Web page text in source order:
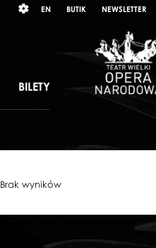
język
EN BUTIK NEWSLETTER
BILETY
Brak wyników